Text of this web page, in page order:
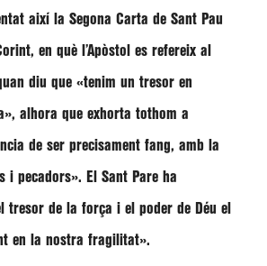
així la Segona Carta de Sant Pau
en què l’Apòstol es refereix al
diu que «tenim un tresor en
, alhora que exhorta tothom a
de ser precisament fang, amb la
i pecadors». El Sant Pare ha
tresor de la força i el poder de Déu el
en la nostra fragilitat».